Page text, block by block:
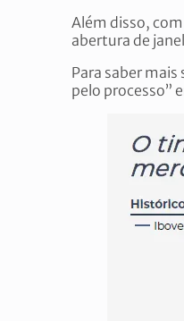
Além disso,
abertura de
Para saber
pelo processo”